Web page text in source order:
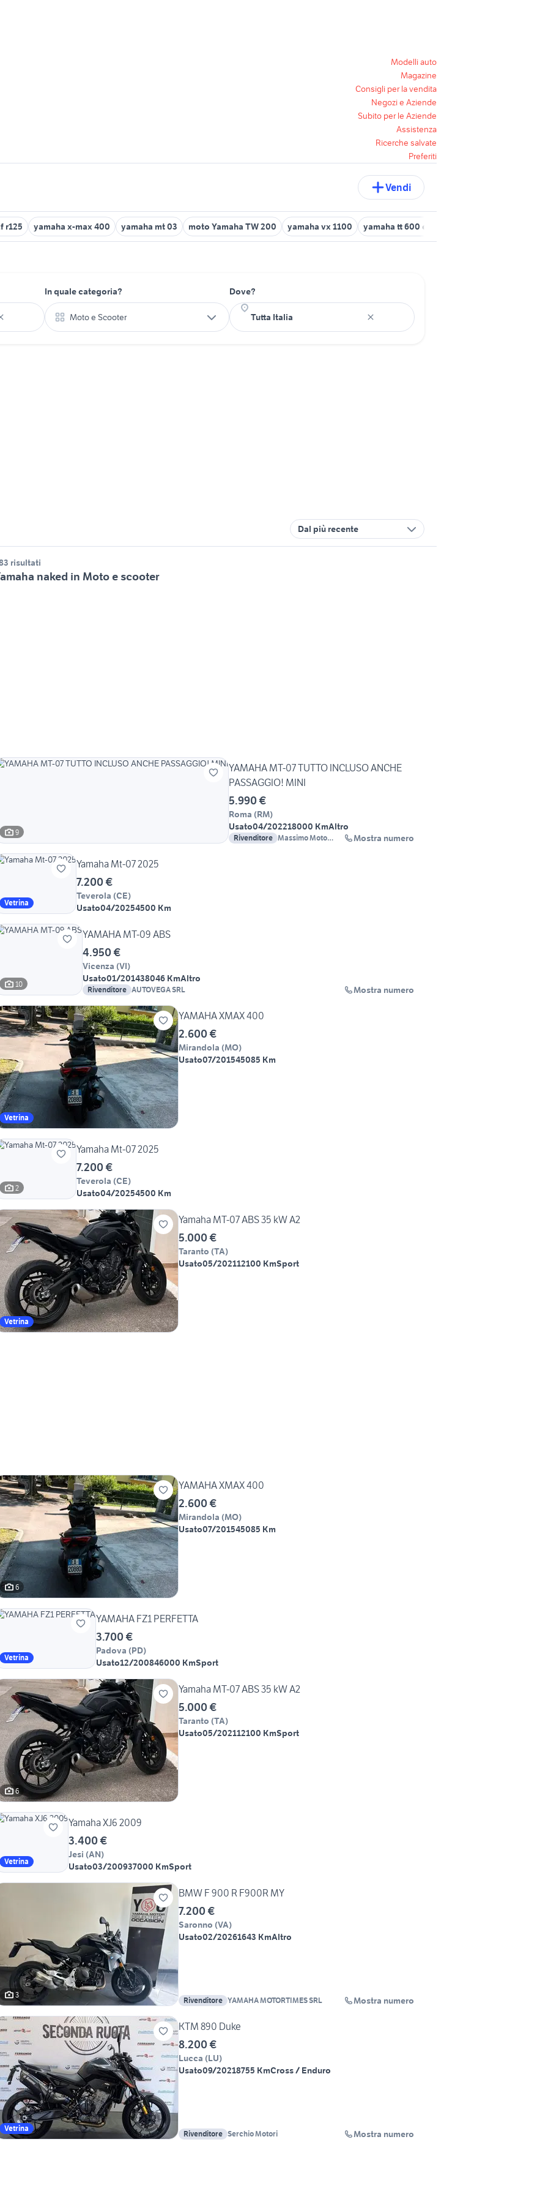
Modelli auto
Magazine
Consigli per la vendita
Negozi e Aziende
Subito per le Aziende
Assistenza
Ricerche salvate
Preferiti
Vendi
r125 yamaha x-max 400 yamaha mt 03 moto Yamaha TW 200 yamaha vx 1100 yamaha tt 600 e belgarda
In quale categoria?
Moto e Scooter
Dove?
Dal più recente
risultati
naked in Moto e scooter
9
YAMAHA MT-07 TUTTO INCLUSO ANCHE
PASSAGGIO! MINI
5.990 €
Roma (RM)
Usato04/202218000 KmAltro
Rivenditore Massimo Moto
Mostra numero
Vetrina
Yamaha Mt-07 2025
7.200 €
Teverola (CE)
Usato04/20254500 Km
10
YAMAHA MT-09 ABS
4.950 €
Vicenza (VI)
Usato01/201438046 KmAltro
Rivenditore AUTOVEGA SRL Mostra numero
Vetrina
YAMAHA XMAX 400
2.600 €
Mirandola (MO)
Usato07/201545085 Km
2
Yamaha Mt-07 2025
7.200 €
Teverola (CE)
Usato04/20254500 Km
Vetrina
Yamaha MT-07 ABS 35 kW A2
5.000 €
Taranto (TA)
Usato05/202112100 KmSport
6
YAMAHA XMAX 400
2.600 €
Mirandola (MO)
Usato07/201545085 Km
Vetrina
YAMAHA FZ1 PERFETTA
3.700 €
Padova (PD)
Usato12/200846000 KmSport
6
Yamaha MT-07 ABS 35 kW A2
5.000 €
Taranto (TA)
Usato05/202112100 KmSport
Vetrina
Yamaha XJ6 2009
3.400 €
Jesi (AN)
Usato03/200937000 KmSport
3
BMW F 900 R F900R MY
7.200 €
Saronno (VA)
Usato02/20261643 KmAltro
Rivenditore YAMAHA MOTORTIMES SRL Mostra numero
Vetrina
KTM 890 Duke
8.200 €
Lucca (LU)
Usato09/20218755 KmCross / Enduro
Rivenditore Serchio Motori Mostra numero